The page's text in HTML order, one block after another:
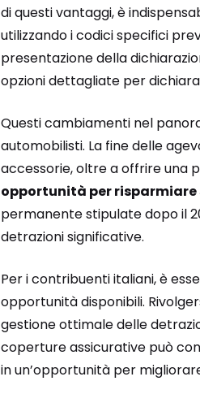
di questi vantaggi, è
utilizzando i codici specifici
presentazione della
opzioni dettagliate per
Questi cambiamenti nel
automobilisti. La fine delle
accessorie, oltre a offrire una
opportunità per risparmiare
permanente stipulate dopo il
detrazioni significative.
Per i contribuenti italiani, è
opportunità disponibili.
gestione ottimale delle
coperture assicurative può
in un’opportunità per